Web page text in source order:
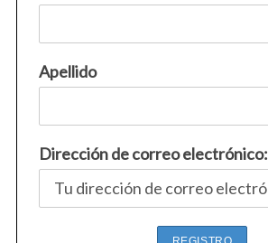
Apellido
Dirección de correo electrónico: